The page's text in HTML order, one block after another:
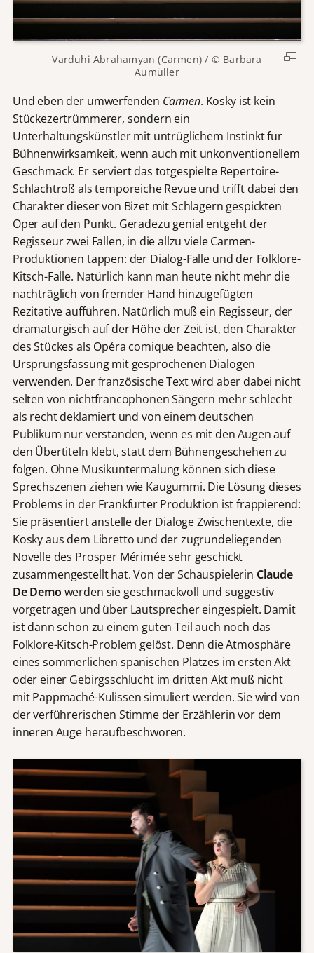
Varduhi Abrahamyan (Carmen) / © Barbara
Aumüller
Und eben der umwerfenden Carmen. Kosky ist kein
Stückezertrümmerer, sondern ein
Unterhaltungskünstler mit untrüglichem Instinkt für
Bühnenwirksamkeit, wenn auch mit unkonventionellem
Geschmack. Er serviert das totgespielte Repertoire-
Schlachtroß als temporeiche Revue und trifft dabei den
Charakter dieser von Bizet mit Schlagern gespickten
Oper auf den Punkt. Geradezu genial entgeht der
Regisseur zwei Fallen, in die allzu viele Carmen-
Produktionen tappen: der Dialog-Falle und der Folklore-
Kitsch-Falle. Natürlich kann man heute nicht mehr die
nachträglich von fremder Hand hinzugefügten
Rezitative aufführen. Natürlich muß ein Regisseur, der
dramaturgisch auf der Höhe der Zeit ist, den Charakter
des Stückes als Opéra comique beachten, also die
Ursprungsfassung mit gesprochenen Dialogen
verwenden. Der französische Text wird aber dabei nicht
selten von nichtfrancophonen Sängern mehr schlecht
als recht deklamiert und von einem deutschen
Publikum nur verstanden, wenn es mit den Augen auf
den Übertiteln klebt, statt dem Bühnengeschehen zu
folgen. Ohne Musikuntermalung können sich diese
Sprechszenen ziehen wie Kaugummi. Die Lösung dieses
Problems in der Frankfurter Produktion ist frappierend:
Sie präsentiert anstelle der Dialoge Zwischentexte, die
Kosky aus dem Libretto und der zugrundeliegenden
Novelle des Prosper Mérimée sehr geschickt
zusammengestellt hat. Von der Schauspielerin Claude
De Demo werden sie geschmackvoll und suggestiv
vorgetragen und über Lautsprecher eingespielt. Damit
ist dann schon zu einem guten Teil auch noch das
Folklore-Kitsch-Problem gelöst. Denn die Atmosphäre
eines sommerlichen spanischen Platzes im ersten Akt
oder einer Gebirgsschlucht im dritten Akt muß nicht
mit Pappmaché-Kulissen simuliert werden. Sie wird von
der verführerischen Stimme der Erzählerin vor dem
inneren Auge heraufbeschworen.